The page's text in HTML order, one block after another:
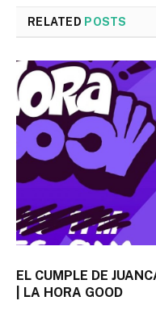
RELATED POSTS
EL CUMPLE DE
| LA HORA GOOD